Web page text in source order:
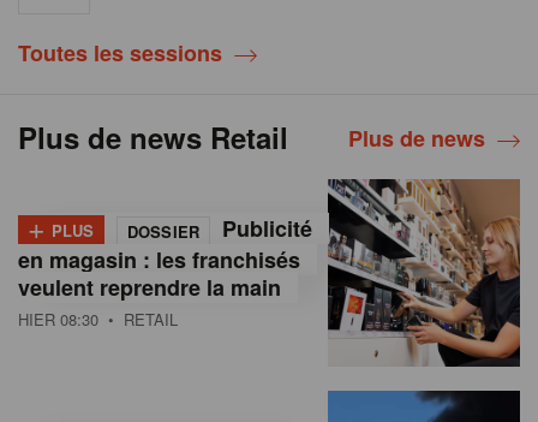
Toutes les sessions
Plus de news Retail Plus de news
+ PLUS DOSSIER
Publicité
en magasin : les franchisés
veulent reprendre la main
HIER 08:30 • RETAIL